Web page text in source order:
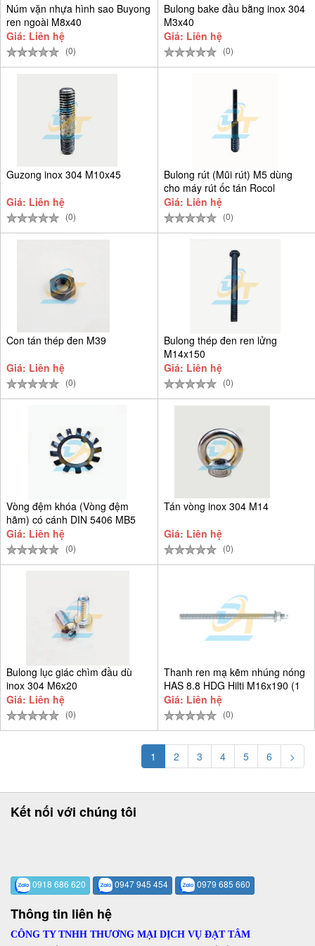
Núm vặn nhựa hình sao Buyong
ren ngoài M8x40
Giá: Liên hệ
(0)
Bulong bake đầu bằng inox 304
M3x40
Giá: Liên hệ
(0)
Guzong inox 304 M10x45
Giá: Liên hệ
(0)
Bulong rút (Mũi rút) M5 dùng
cho máy rút ốc tán Rocol
Giá: Liên hệ
(0)
Con tán thép đen M39
Giá: Liên hệ
(0)
Bulong thép đen ren lửng
M14x150
Giá: Liên hệ
(0)
Vòng đệm khóa (Vòng đệm
hãm) có cánh DIN 5406 MB5
D25
Giá: Liên hệ
(0)
Tán vòng inox 304 M14
Giá: Liên hệ
(0)
Bulong lục giác chìm đầu dù
inox 304 M6x20
Giá: Liên hệ
(0)
Thanh ren mạ kẽm nhúng nóng
HAS 8.8 HDG Hilti M16x190 (1
Giá: Liên hệ
(0)
1 2 3 4 5 6 >
Kết nối với chúng tôi
0918 686 620 0947 945 454 0979 685 660
Thông tin liên hệ
CÔNG TY TNHH THƯƠNG MẠI DỊCH VỤ ĐẠT TÂM